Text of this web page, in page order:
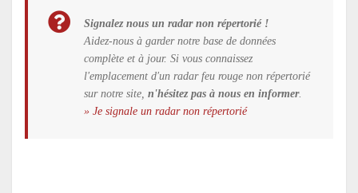
Signalez nous un radar non répertorié !
Aidez-nous à garder notre base de données
complète et à jour. Si vous connaissez
l'emplacement d'un radar feu rouge non répertorié
sur notre site, n'hésitez pas à nous en informer.
» Je signale un radar non répertorié